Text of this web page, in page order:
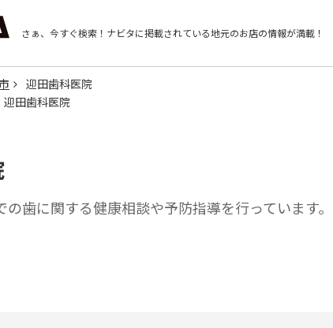
さぁ、今すぐ検索！ ナビタに掲載されている地元のお店の情報が満載！
迎田歯科医院
迎田歯科医院
の歯に関する健康相談や予防指導を行っています